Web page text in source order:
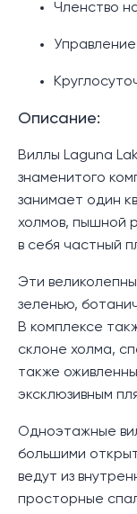
Членство
Описание:
Виллы Laguna
знаменитого
занимает один
холмов, пышной
в себя частный
Эти
зеленью,
В комплексе
склоне холма,
также
эксклюзивным
Одноэтажные
большими
ведут из
просторные